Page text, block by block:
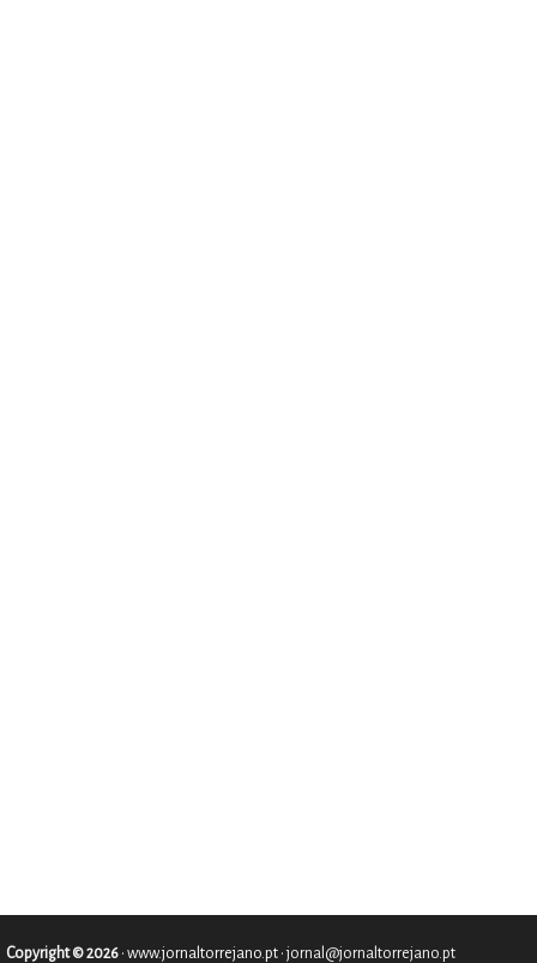
Copyright © 2026 • www.jornaltorrejano.pt • jornal@jornaltorrejano.pt